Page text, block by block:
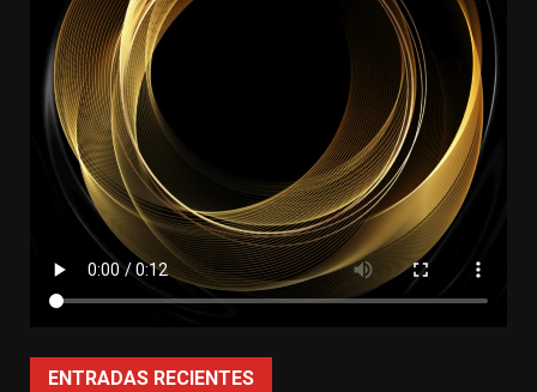
ENTRADAS RECIENTES